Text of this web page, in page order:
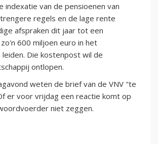
indexatie van de pensioenen van
regels en de lage rente
afspraken dit jaar tot een
600 miljoen euro in het
Die kostenpost wil de
ontlopen.
weten de brief van de VNV "te
er voor vrijdag een reactie komt op
niet zeggen.